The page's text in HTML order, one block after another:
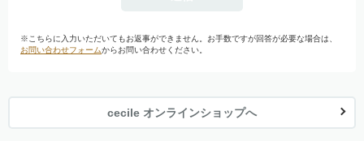
※こちらに入力いただいてもお返事ができません。お手数ですが回答が必要な場合は、
お問い合わせフォームからお問い合わせください。
cecile オンラインショップへ